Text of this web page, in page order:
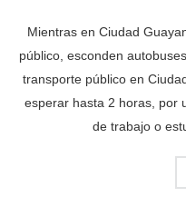
Mientras en Ciudad
público, esconden
transporte público en
esperar hasta 2 horas, por
de trabajo o